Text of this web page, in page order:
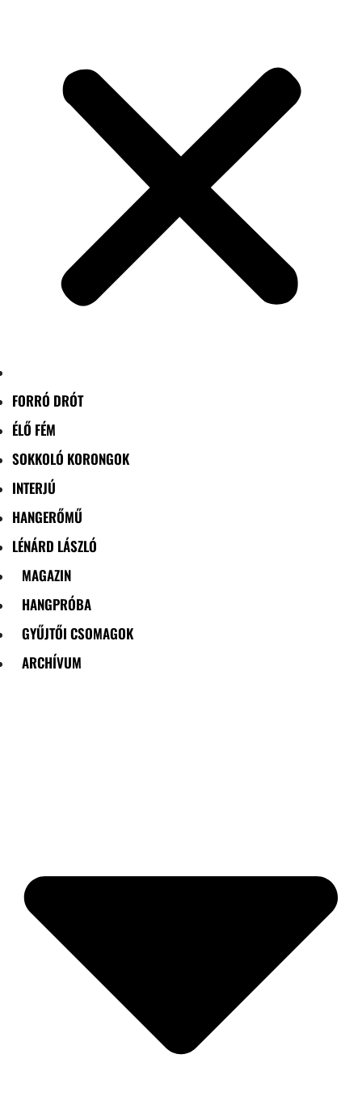
FORRÓ DRÓT
ÉLŐ FÉM
SOKKOLÓ KORONGOK
INTERJÚ
HANGERŐMŰ
LÉNÁRD LÁSZLÓ
MAGAZIN
HANGPRÓBA
GYŰJTŐI CSOMAGOK
ARCHÍVUM